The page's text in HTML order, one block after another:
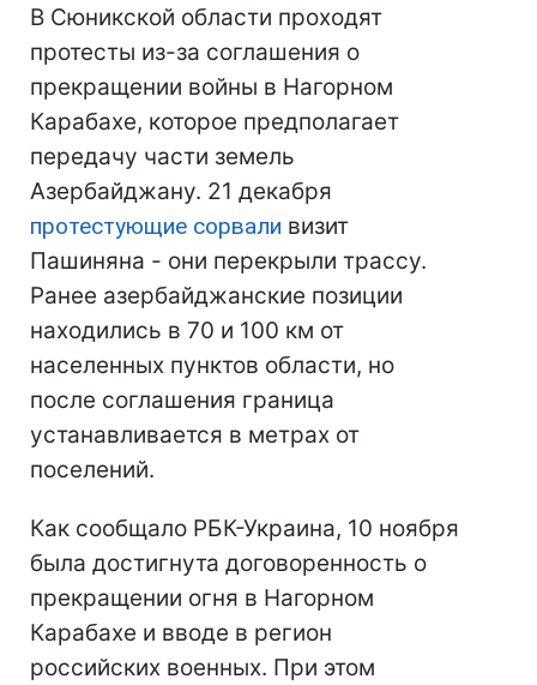
В Сюникской области проходят
протесты из-за соглашения о
прекращении войны в Нагорном
Карабахе, которое предполагает
передачу части земель
Азербайджану. 21 декабря
протестующие сорвали визит
Пашиняна - они перекрыли трассу.
Ранее азербайджанские позиции
находились в 70 и 100 км от
населенных пунктов области, но
после соглашения граница
устанавливается в метрах от
поселений.
Как сообщало РБК-Украина, 10 ноября
была достигнута договоренность о
прекращении огня в Нагорном
Карабахе и вводе в регион
российских военных. При этом